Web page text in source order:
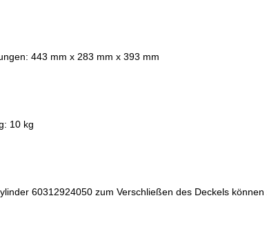
443 mm x 283 mm x 393 mm
10 kg
60312924050 zum Verschließen des Deckels